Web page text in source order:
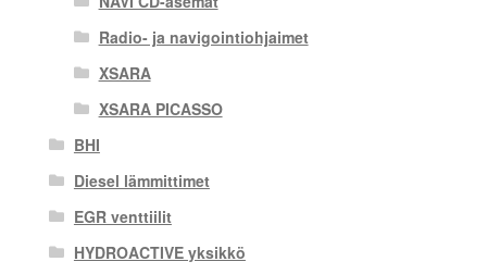
Radio- ja navigointiohjaimet
XSARA
XSARA PICASSO
BHI
Diesel lämmittimet
EGR venttiilit
HYDROACTIVE yksikkö